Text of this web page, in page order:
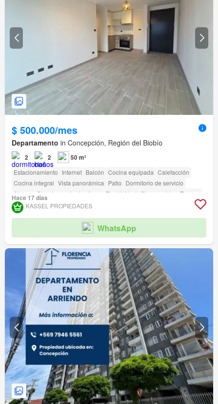
$ 500.000/mes
Departamento in Concepción, Región del Biobío
2 2 50 m²
Estacionamiento Internet Balcón Cocina equipada Calefacción
Cocina integral Vista panorámica Patio Dormitorio de servicio
Alarma
Closet empotrado Agua Electricidad Sin amueblar
Terraza
amenity_wi_fi
Seguridad Gimnasio
Parilla
Hace 17 días
KASSEL PROPIEDADES
WhatsApp